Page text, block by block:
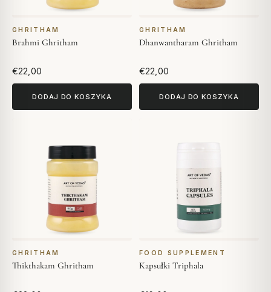
GHRITHAM
Brahmi Ghritham
€22,00
DODAJ DO KOSZYKA
GHRITHAM
Dhanwantharam Ghritham
€22,00
DODAJ DO KOSZYKA
GHRITHAM
Thikthakam Ghritham
FOOD SUPPLEMENT
Kapsułki Triphala